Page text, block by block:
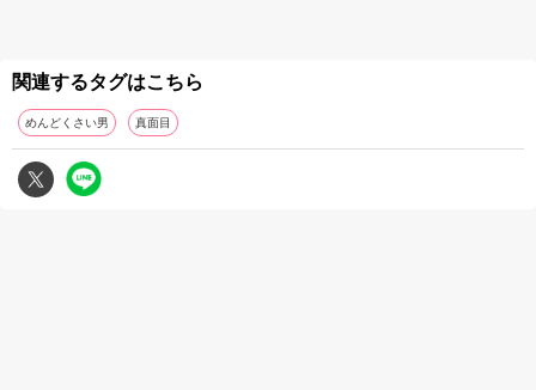
関連するタグはこちら
めんどくさい男 真面目